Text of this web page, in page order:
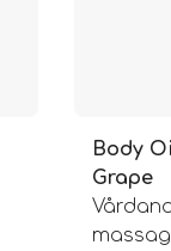
Body
Grape